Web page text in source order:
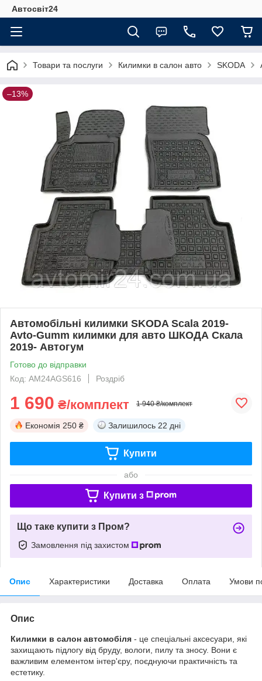
Автосвіт24
Товари та послуги Килимки в салон авто SKODA
–13%
Автомобільні килимки SKODA Scala 2019-
Avto-Gumm килимки для авто ШКОДА Скала
2019- Автогум
Готово до відправки
Код: AM24AGS616
Роздріб
1 690 ₴/комплект 1 940 ₴/комплект
Економія 250 ₴ Залишилось 22 дні
Купити
або
Купити з
Що таке купити з Пром?
Замовлення під захистом
Опис Характеристики Доставка Оплата Умови
Опис
Килимки в салон автомобіля - це спеціальні аксесуари, які
захищають підлогу від бруду, вологи, пилу та зносу. Вони є
важливим елементом інтер'єру, поєднуючи практичність та
естетику.